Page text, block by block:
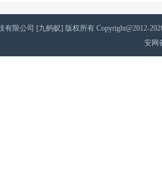
有限公司 [九蚂蚁] 版权所有 Copyright@2012-
安网